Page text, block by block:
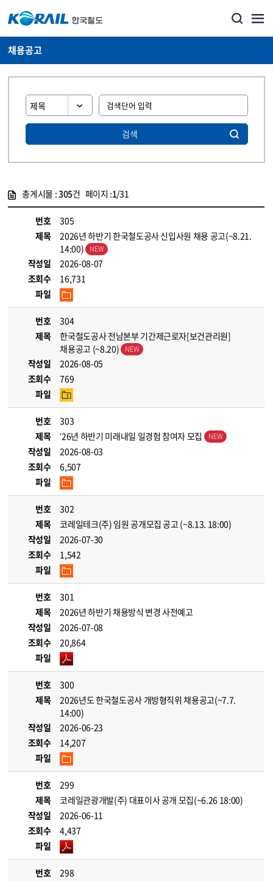
채용공고
검색
총게시물 :305건 페이지 :1/31
번호
305
제목
2026년 하반기 한국철도공사 신입사원 채용 공고(~8.21.
14:00)
작성일
2026-08-07
조회수
16,731
파일
번호
304
제목
한국철도공사 전남본부 기간제근로자[보건관리원]
채용공고 (~8.20)
작성일
2026-08-05
조회수
769
파일
번호
303
제목
’26년 하반기 미래내일 일경험 참여자 모집
작성일
2026-08-03
조회수
6,507
파일
번호
302
제목
코레일테크(주) 임원 공개모집 공고 (~8.13. 18:00)
작성일
2026-07-30
조회수
1,542
파일
번호
301
제목
2026년 하반기 채용방식 변경 사전예고
작성일
2026-07-08
조회수
20,864
파일
번호
300
제목
2026년도 한국철도공사 개방형직위 채용공고(~7.7.
14:00)
작성일
2026-06-23
조회수
14,207
파일
번호
299
제목
코레일관광개발(주) 대표이사 공개 모집(~6.26 18:00)
작성일
2026-06-11
조회수
4,437
파일
번호
298